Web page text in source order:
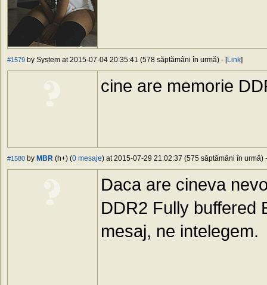
#1579 by System at 2015-07-04 20:35:41 (578 săptămâni în urmă) - [Link]
cine are memorie
#1580 by MBR (h+) (0 mesaje) at 2015-07-29 21:02:37 (575 săptămâni în urmă)
Daca are cineva
DDR2 Fully buffered
mesaj, ne intelegem.